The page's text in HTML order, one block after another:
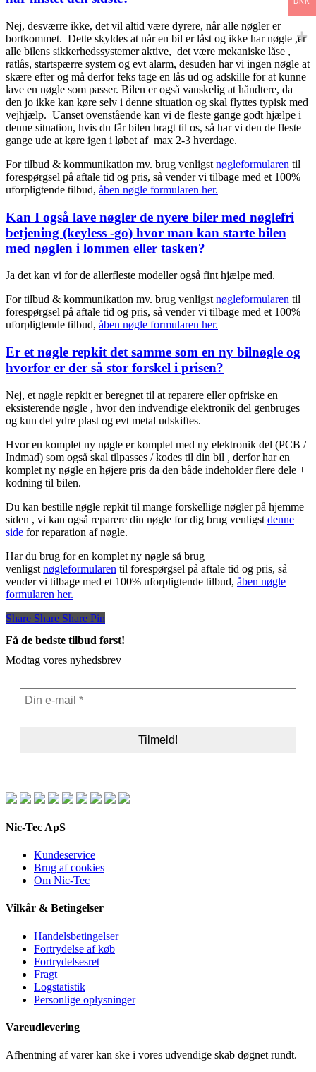
Nej, desværre ikke, det vil altid være dyrere, når alle nøgler er
bortkommet. Dette skyldes at når en bil er låst og ikke har nøgle ,er
alle bilens sikkerhedssystemer aktive, det være mekaniske låse ,
ratlås, startspærre system og evt alarm, desuden har vi ingen nøgle at
skære efter og må derfor feks tage en lås ud og adskille for at kunne
lave en nøgle som passer. Bilen er også vanskelig at håndtere, da
den jo ikke kan køre selv i denne situation og skal flyttes typisk med
vejhjælp. Uanset ovenstående kan vi de fleste gange godt hjælpe i
denne situation, hvis du får bilen bragt til os, så har vi den de fleste
gange ude at køre igen i løbet af max 2-3 hverdage.
For tilbud & kommunikation mv. brug venligst nøgleformularen til
forespørgsel på aftale tid og pris, så vender vi tilbage med et 100%
uforpligtende tilbud, åben nøgle formularen her.
Kan I også lave nøgler de nyere biler med nøglefri
betjening (keyless -go) hvor man kan starte bilen
med nøglen i lommen eller tasken?
Ja det kan vi for de allerfleste modeller også fint hjælpe med.
For tilbud & kommunikation mv. brug venligst nøgleformularen til
forespørgsel på aftale tid og pris, så vender vi tilbage med et 100%
uforpligtende tilbud, åben nøgle formularen her.
Er et nøgle repkit det samme som en ny bilnøgle og
hvorfor er der så stor forskel i prisen?
Nej, et nøgle repkit er beregnet til at reparere eller opfriske en
eksisterende nøgle , hvor den indvendige elektronik del genbruges
og kun det ydre plast og evt metal udskiftes.
Hvor en komplet ny nøgle er komplet med ny elektronik del (PCB /
Indmad) som også skal tilpasses / kodes til din bil , derfor har en
komplet ny nøgle en højere pris da den både indeholder flere dele +
kodning til bilen.
Du kan bestille nøgle repkit til mange forskellige nøgler på hjemme
siden , vi kan også reparere din nøgle for dig brug venligst denne
side for reparation af nøgle.
Har du brug for en komplet ny nøgle så brug
venligst nøgleformularen til forespørgsel på aftale tid og pris, så
vender vi tilbage med et 100% uforpligtende tilbud, åben nøgle
formularen her.
Share
Share Share Share Pin
Få de bedste tilbud først!
Modtag vores nyhedsbrev
Nic-Tec ApS
Kundeservice
Brug af cookies
Om Nic-Tec
Vilkår & Betingelser
Handelsbetingelser
Fortrydelse af køb
Fortrydelsesret
Fragt
Logstatistik
Personlige oplysninger
Vareudlevering
Afhentning af varer kan ske i vores udvendige skab døgnet rundt.